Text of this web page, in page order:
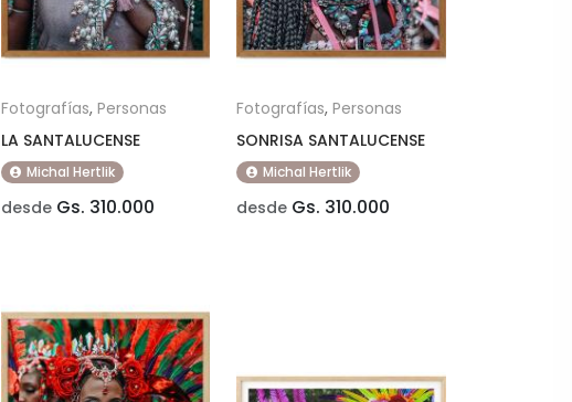
Fotografías, Personas
LA SANTALUCENSE
Michal Hertlik
desdeGs. 310.000
Fotografías,Personas
SONRISA SANTALUCENSE
Michal Hertlik
desde Gs. 310.000